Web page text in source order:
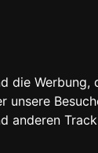
die Werbung,
unsere
anderen